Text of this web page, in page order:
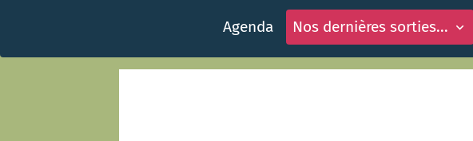
Agenda Nos dernières sorties...